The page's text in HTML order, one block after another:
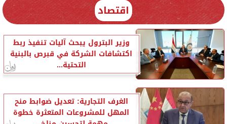
اقتصاد
وزير البترول يبحث آليات تنفيذ ربط
اكتشافات الشركة في قبرص بالبنية
التحتية...
الغرف التجارية: تعديل ضوابط منح
المهل للمشروعات المتعثرة خطوة